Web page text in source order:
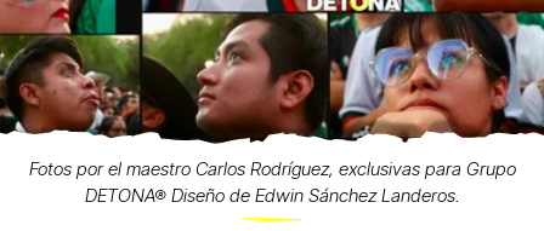
Fotos por el maestro Carlos Rodríguez, exclusivas para Grupo
DETONA® Diseño de Edwin Sánchez Landeros.